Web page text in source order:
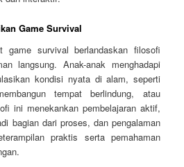
Game Survival
game survival berlandaskan filosofi
langsung. Anak-anak menghadapi
kondisi nyata di alam, seperti
tempat berlindung, atau
ini menekankan pembelajaran aktif,
bagian dari proses, dan pengalaman
praktis serta pemahaman